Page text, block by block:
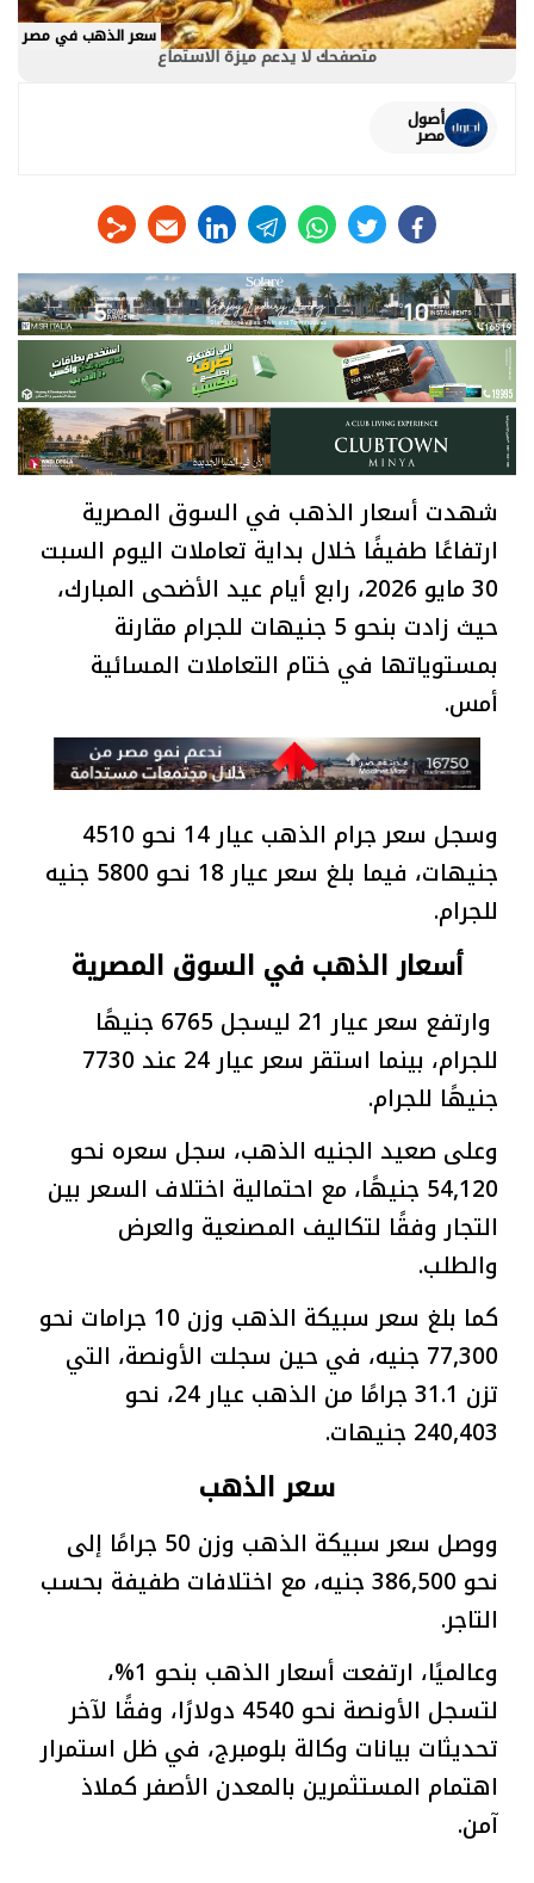
سعر الذهب في مصر
متصفحك لا يدعم ميزة الاستماع
أصول
مصر
facebook
twitter
whats
telegram
linkedin
شهدت أسعار الذهب في السوق المصرية
ارتفاعًا طفيفًا خلال بداية تعاملات اليوم السبت
30 مايو 2026، رابع أيام عيد الأضحى المبارك،
حيث زادت بنحو 5 جنيهات للجرام مقارنة
بمستوياتها في ختام التعاملات المسائية
أمس.
وسجل سعر جرام الذهب عيار 14 نحو 4510
جنيهات، فيما بلغ سعر عيار 18 نحو 5800 جنيه
للجرام.
أسعار الذهب في السوق المصرية
وارتفع سعر عيار 21 ليسجل 6765 جنيهًا
للجرام، بينما استقر سعر عيار 24 عند 7730
جنيهًا للجرام.
وعلى صعيد الجنيه الذهب، سجل سعره نحو
54,120 جنيهًا، مع احتمالية اختلاف السعر بين
التجار وفقًا لتكاليف المصنعية والعرض
والطلب.
كما بلغ سعر سبيكة الذهب وزن 10 جرامات نحو
77,300 جنيه، في حين سجلت الأونصة، التي
تزن 31.1 جرامًا من الذهب عيار 24، نحو
240,403 جنيهات.
سعر الذهب
ووصل سعر سبيكة الذهب وزن 50 جرامًا إلى
نحو 386,500 جنيه، مع اختلافات طفيفة بحسب
التاجر.
وعالميًا، ارتفعت أسعار الذهب بنحو 1%،
لتسجل الأونصة نحو 4540 دولارًا، وفقًا لآخر
تحديثات بيانات وكالة بلومبرج، في ظل استمرار
اهتمام المستثمرين بالمعدن الأصفر كملاذ
آمن.